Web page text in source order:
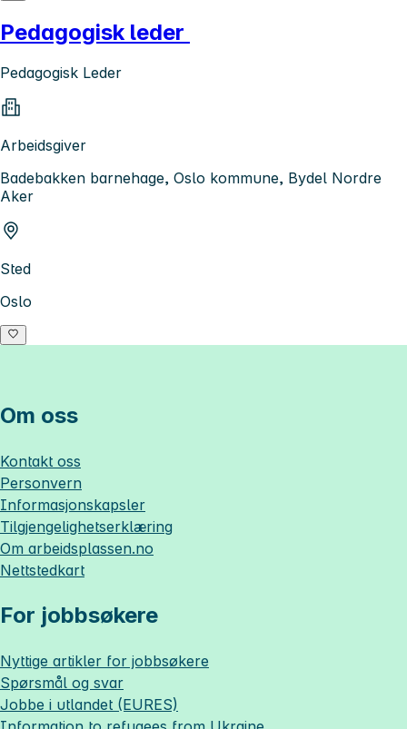
Pedagogisk leder
Pedagogisk Leder
Arbeidsgiver
Badebakken barnehage, Oslo kommune, Bydel Nordre
Aker
Sted
Oslo
Om oss
Kontakt oss
Personvern
Informasjonskapsler
Tilgjengelighetserklæring
Om arbeidsplassen.no
Nettstedkart
For jobbsøkere
Nyttige artikler for jobbsøkere
Spørsmål og svar
Jobbe i utlandet (EURES)